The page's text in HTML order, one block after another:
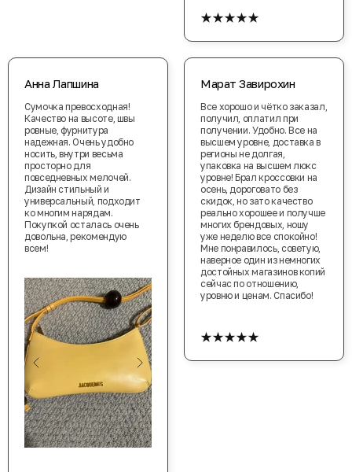
★★★★★
Анна Лапшина
Сумочка превосходная!
Качество на высоте, швы
ровные, фурнитура
надежная. Очень удобно
носить, внутри весьма
просторно для
повседневных мелочей.
Дизайн стильный и
универсальный, подходит
ко многим нарядам.
Покупкой осталась очень
довольна, рекомендую
всем!
Марат Завирохин
Все хорошо и чётко заказал,
получил, оплатил при
получении. Удобно. Все на
высшем уровне, доставка в
регионы не долгая,
упаковка на высшем люкс
уровне! Брал кроссовки на
осень, дороговато без
скидок, но зато качество
реально хорошее и получше
многих брендовых, ношу
уже неделю все спокойно!
Мне понравилось, советую,
наверное один из немногих
достойных магазинов копий
сейчас по отношению,
уровню и ценам. Спасибо!
★★★★★